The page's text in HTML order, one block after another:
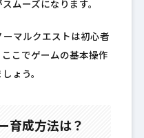
ムーズになります。
ーマルクエストは初心者
こでゲームの基本操作
ょう。
育成方法は？